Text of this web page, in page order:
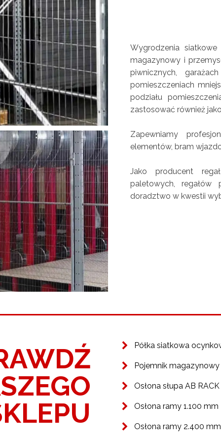
Wygrodzenia
magazynowy i
piwnicznych,
pomieszczeniach
podziału
zastosować również
Zapewniamy
elementów, bram
Jako producent
paletowych, regałów
doradztwo w kwestii
Półka siatkowa
Pojemnik magazynowy
Osłona słupa AB RACK
Osłona ramy 1.100 mm
Osłona ramy 2.400 mm